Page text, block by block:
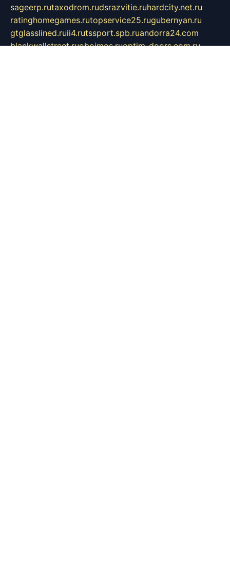
sageerp.rutaxodrom.rudsrazvitie.ruhardcity.net.ru
ratinghomegames.rutopservice25.rugubernyan.ru
gtglasslined.ruii4.rutssport.spb.ruandorra24.com
blackwallstreet.ruoboimos.ruoptim-doors.com.ru